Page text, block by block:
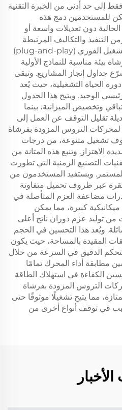
إلى حد أدنى من الخبرة التقنية
للمستخدمين دمج هذه
دون تعديلات واسعة أو
والتكاليف المرتبطة
بالعمل اليدوي. وتتيح طبيعة التشغيل الفوري (plug-and-play)
بيئة مناسبة للنماذج الأولية
جداول إنجاز المشاريع. وتبقى
الحياة التشغيلية، حيث يُعد
الوحيد. ويتيح هذا الجدول
وتخصيص الميزانية، بينما
تقليل التوقف عن العمل إلى
لمحركات التروس المزودة بفرشاة
تشغيل متنوعة، من درجات
الاهتزاز. وتنبع هذه المتانة من
التصنيع الزمنية التي تطورت
ويستفيد المستخدمون من
عبر ظروف تحميل متفاوتة
مضاعفة العزم المتأصلة في
كبيرة، مما يمكن
من توليد عزم دوران ناتج أعلى
ويُعد هذا التحسين في الحجم
المقيدة بالمساحة، حيث يكون
الدقيق في السرعة من خلال
مطابقة أداء المحرك تمامًا
الكفاءة في استهلاك الطاقة
التروس المزودة بفرشاة
مما يتيح تشغيلًا موثوقًا حتى
في توقف أنواع أخرى من